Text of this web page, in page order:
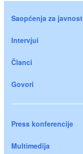
Saopćenja za javnost
Intervjui
Članci
Govori
Press konferencije
Multimedija